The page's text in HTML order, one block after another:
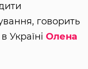
говорить
Україні Олена